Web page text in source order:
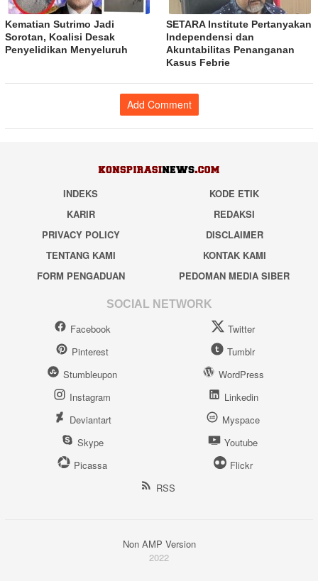
Kematian Sutrimo Jadi
Sorotan, Koalisi Desak
Penyelidikan Menyeluruh
SETARA Institute Pertanyakan
Independensi dan
Akuntabilitas Penanganan
Kasus Febrie
Add Comment
INDEKS
KODE ETIK
KARIR
REDAKSI
PRIVACY POLICY
DISCLAIMER
TENTANG KAMI
KONTAK KAMI
FORM PENGADUAN
PEDOMAN MEDIA SIBER
SOCIAL NETWORK
Facebook
Twitter
Pinterest
Tumblr
Stumbleupon
WordPress
Instagram
Linkedin
Deviantart
Myspace
Skype
Youtube
Picassa
Flickr
RSS
Non AMP Version
2022